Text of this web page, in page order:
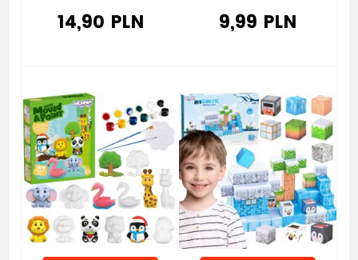
14,90 PLN 9,99 PLN